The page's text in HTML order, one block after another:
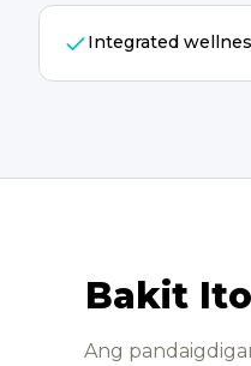
Integrated
Bakit
Ang